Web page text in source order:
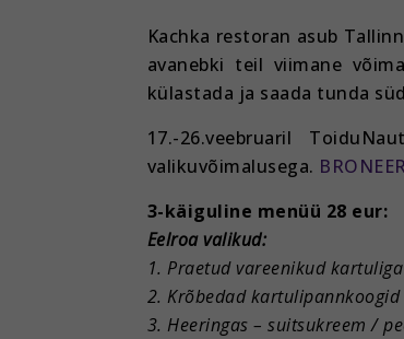
Kachka restoran asub
avanebki teil viimane
külastada ja saada tunda
17.-26.veebruaril
valikuvõimalusega.
3-käiguline menüü 28 eur:
Eelroa valikud:
1. Praetud vareenikud kartuliga
2. Krõbedad
3. Heeringas – suitsukreem /